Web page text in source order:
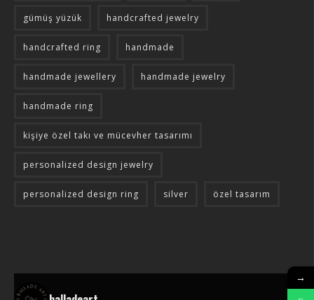
gümüş yüzük handcrafted jewelry
handcrafted ring handmade
handmade jewellery handmade jewelry
handmade ring
kişiye özel takı ve mücevher tasarımı
personalized design jewelry
personalized design ring silver özel tasarım
→